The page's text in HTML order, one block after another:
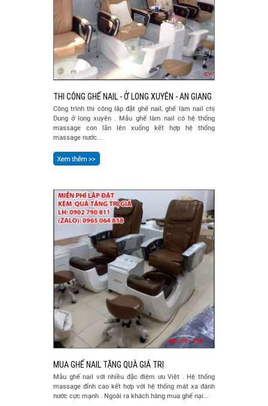
THI CÔNG GHẾ NAIL - Ở LONG XUYÊN - AN GIANG
Công trình thi công lắp đặt ghế nail, ghế làm nail chị
Dung ở long xuyên . Mẫu ghế làm nail có hệ thống
massage con lăn lên xuống kết hợp hệ thống
massage nước...
MUA GHẾ NAIL TẶNG QUÀ GIÁ TRỊ
Mẫu ghế nail với nhiều đặc điệm ưu Việt . Hệ thống
massage đỉnh cao kết hợp với hệ thống mát xa đánh
nước cực mạnh . Ngoài ra khách hàng mua ghế nại...